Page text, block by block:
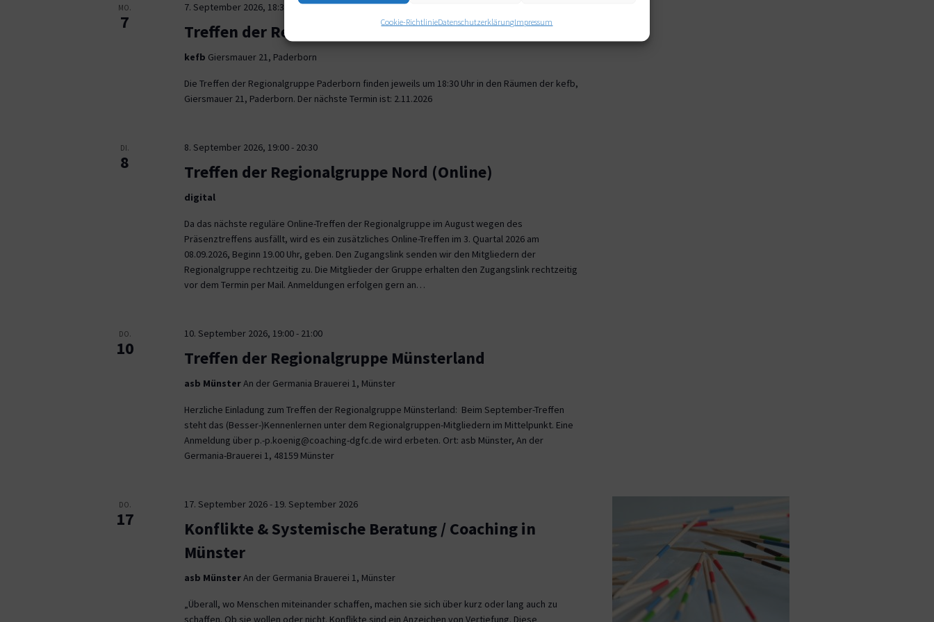
Cookie-RichtlinieDatenschutzerklärungImpressum
MO.
7
7. September 2026, 18:30 21:30
Treffen der Regionalgruppe Paderborn
kefb Giersmauer 21, Paderborn
Die Treffen der Regionalgruppe Paderborn finden jeweils um 18:30 Uhr in den Räumen der kefb,
Giersmauer 21, Paderborn. Der nächste Termin ist: 2.11.2026
DI.
8
8. September 2026, 19:00- 20:30
Treffen der Regionalgruppe Nord (Online)
digital
Da das nächste reguläre Online-Treffen der Regionalgruppe im August wegen des
Präsenztreffens ausfällt, wird es ein zusätzliches Online-Treffen im 3. Quartal 2026 am
08.09.2026, Beginn 19.00 Uhr, geben. Den Zugangslink senden wir den Mitgliedern der
Regionalgruppe rechtzeitig zu. Die Mitglieder der Gruppe erhalten den Zugangslink rechtzeitig
vor dem Termin per Mail. Anmeldungen erfolgen gern an…
DO.
10
10. September 2026, 19:00- 21:00
Treffen der Regionalgruppe Münsterland
asb MünsterAn der Germania Brauerei 1, Münster
Herzliche Einladung zum Treffen der Regionalgruppe Münsterland: Beim September-Treffen
steht das (Besser-)Kennenlernen unter dem Regionalgruppen-Mitgliedern im Mittelpunkt. Eine
Anmeldung über p.-p.koenig@coaching-dgfc.de wird erbeten. Ort: asb Münster, An der
Germania-Brauerei 1, 48159 Münster
DO.
17
17. September 2026- 19. September 2026
Konflikte & Systemische Beratung / Coaching in
Münster
asb MünsterAn der Germania Brauerei 1, Münster
„Überall, wo Menschen miteinander schaffen, machen sie sich über kurz oder lang auch zu
schaffen. Ob sie wollen oder nicht. Konflikte sind ein Anzeichen von Vertiefung. Diese